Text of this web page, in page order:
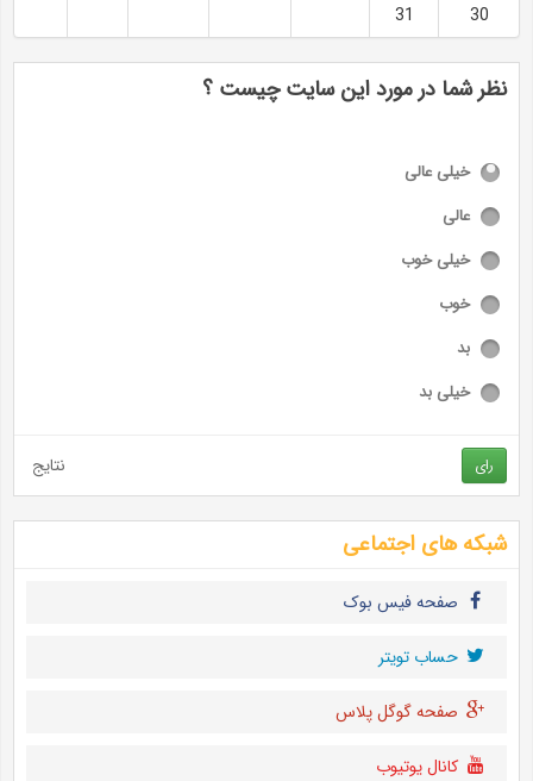
30
31
نظر شما در مورد این سایت چیست ؟
خیلی عالی
عالی
خیلی خوب
خوب
بد
خیلی بد
رای نتایج
شبکه های اجتماعی
صفحه فیس بوک
حساب تويتر
صفحه گوگل پلاس
کانال یوتیوب